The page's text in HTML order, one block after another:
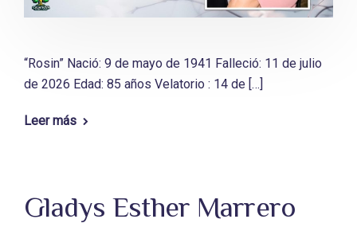
“Rosin” Nació: 9 de mayo de 1941 Falleció: 11 de julio
de 2026 Edad: 85 años Velatorio : 14 de […]
Leer más
Gladys Esther Marrero